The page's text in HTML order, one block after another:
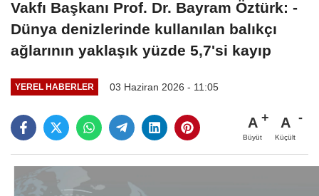
Vakfı Başkanı Prof. Dr. Bayram Öztürk: -
Dünya denizlerinde kullanılan balıkçı
ağlarının yaklaşık yüzde 5,7'si kayıp
YEREL HABERLER 03 Haziran 2026 - 11:05
A
Büyüt
A
Küçült